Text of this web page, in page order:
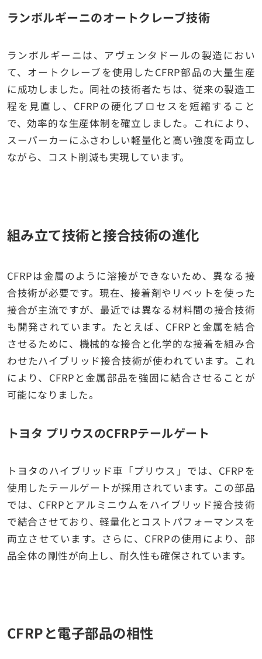
ランボルギーニのオートクレーブ技術
ランボルギーニは、アヴェンタドールの製造におい
て、オートクレーブを使用したCFRP部品の大量生産
に成功しました。同社の技術者たちは、従来の製造工
程を見直し、CFRPの硬化プロセスを短縮すること
で、効率的な生産体制を確立しました。これにより、
スーパーカーにふさわしい軽量化と高い強度を両立し
ながら、コスト削減も実現しています。
組み立て技術と接合技術の進化
CFRPは金属のように溶接ができないため、異なる接
合技術が必要です。現在、接着剤やリベットを使った
接合が主流ですが、最近では異なる材料間の接合技術
も開発されています。たとえば、CFRPと金属を結合
させるために、機械的な接合と化学的な接着を組み合
わせたハイブリッド接合技術が使われています。これ
により、CFRPと金属部品を強固に結合させることが
可能になりました。
トヨタ プリウスのCFRPテールゲート
トヨタのハイブリッド車「プリウス」では、CFRPを
使用したテールゲートが採用されています。この部品
では、CFRPとアルミニウムをハイブリッド接合技術
で結合させており、軽量化とコストパフォーマンスを
両立させています。さらに、CFRPの使用により、部
品全体の剛性が向上し、耐久性も確保されています。
CFRPと電子部品の相性